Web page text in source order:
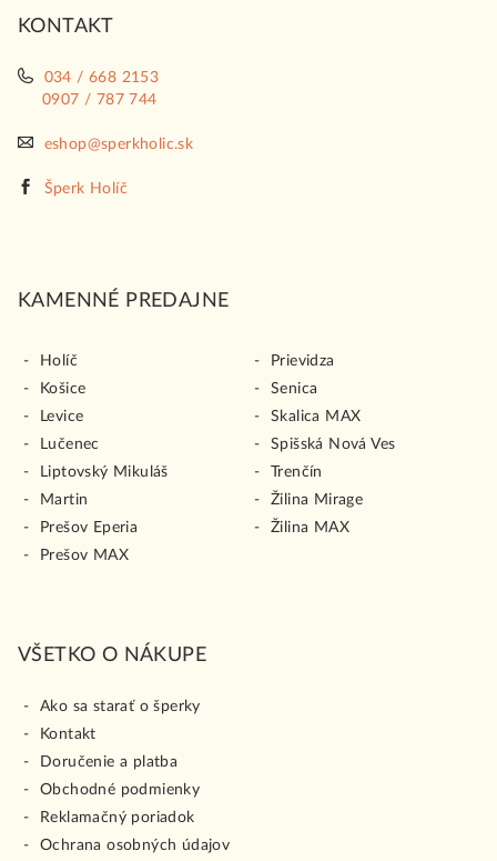
KONTAKT
034 / 668 2153
0907 / 787 744
eshop@sperkholic.sk
Šperk Holíč
KAMENNÉ PREDAJNE
Holíč
Košice
Levice
Lučenec
Liptovský Mikuláš
Martin
Prešov Eperia
Prešov MAX
Prievidza
Senica
Skalica MAX
Spišská Nová Ves
Trenčín
Žilina Mirage
Žilina MAX
VŠETKO O NÁKUPE
Ako sa starať o šperky
Kontakt
Doručenie a platba
Obchodné podmienky
Reklamačný poriadok
Ochrana osobných údajov